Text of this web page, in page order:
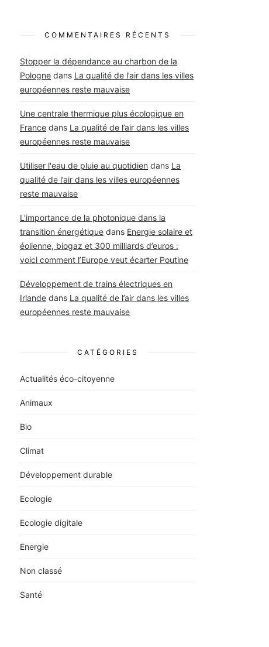
COMMENTAIRES RÉCENTS
Stopper la dépendance au charbon de la
Pologne dans La qualité de l’air dans les villes
européennes reste mauvaise
Une centrale thermique plus écologique en
France dans La qualité de l’air dans les villes
européennes reste mauvaise
Utiliser l'eau de pluie au quotidien dans La
qualité de l’air dans les villes européennes
reste mauvaise
L'importance de la photonique dans la
transition énergétique dans Energie solaire et
éolienne, biogaz et 300 milliards d’euros :
voici comment l’Europe veut écarter Poutine
Développement de trains électriques en
Irlande dans La qualité de l’air dans les villes
européennes reste mauvaise
CATÉGORIES
Actualités éco-citoyenne
Animaux
Bio
Climat
Développement durable
Ecologie
Ecologie digitale
Energie
Non classé
Santé